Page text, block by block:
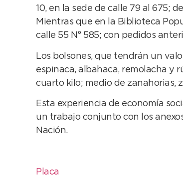
10, en la sede de calle 79 al 675;
Mientras que en la Biblioteca
calle 55 N° 585; con pedidos
Los bolsones, que tendrán un
espinaca, albahaca, remolacha y
cuarto kilo; medio de zanahorias,
Esta experiencia de economía
un trabajo conjunto con los
Nación.
Placa